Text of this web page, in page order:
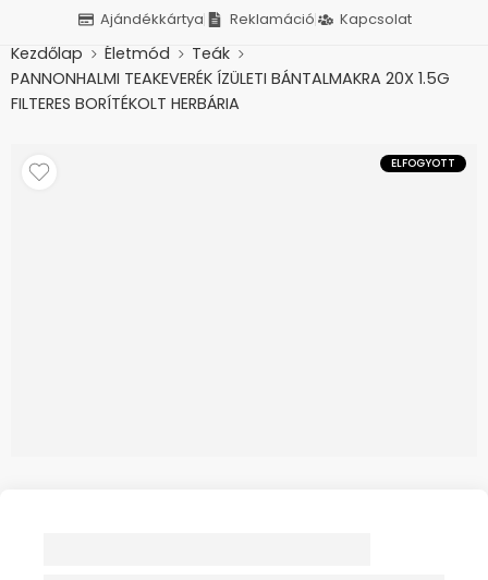
Ajándékkártya Reklamáció Kapcsolat
Kezdőlap Életmód
Teák
PANNONHALMI TEAKEVERÉK ÍZÜLETI BÁNTALMAKRA 20X 1.5G
FILTERES BORÍTÉKOLT HERBÁRIA
ELFOGYOTT